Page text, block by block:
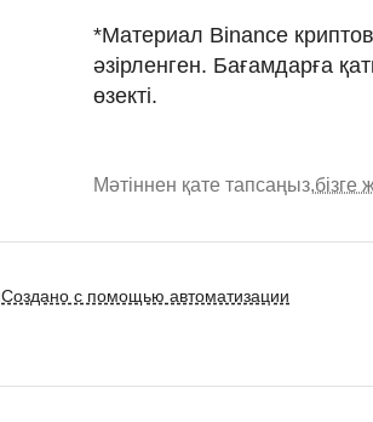
*Материал Binance
әзірленген. Бағамдарға
өзекті.
Мәтіннен қате тапсаңыз,бізге
Создано с помощью автоматизации